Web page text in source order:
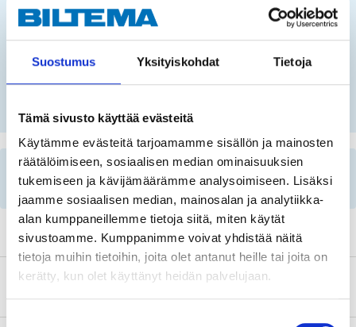
Suostumus Yksityiskohdat Tietoja
Tämä sivusto käyttää evästeitä
Käytämme evästeitä tarjoamamme sisällön ja mainosten
räätälöimiseen, sosiaalisen median ominaisuuksien
tukemiseen ja kävijämäärämme analysoimiseen. Lisäksi
jaamme sosiaalisen median, mainosalan ja analytiikka-
alan kumppaneillemme tietoja siitä, miten käytät
sivustoamme. Kumppanimme voivat yhdistää näitä
tietoja muihin tietoihin, joita olet antanut heille tai joita on
kerätty, kun olet käyttänyt heidän palvelujaan.
Suostumuksen
FIN
Important information when searching for spare
parts by reg. number and service recommendations.
About the manufacturer